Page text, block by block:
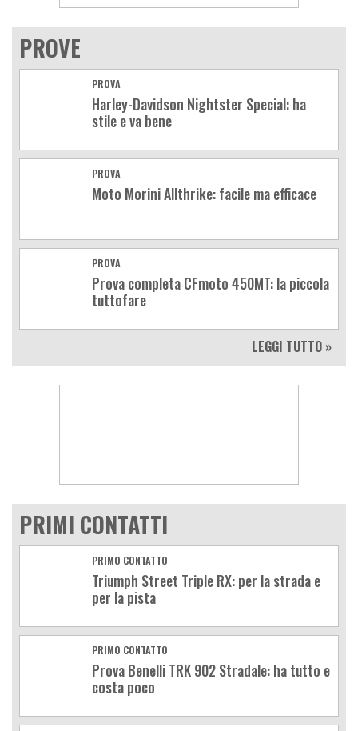
PROVE
PROVA
Harley-Davidson Nightster Special: ha
stile e va bene
PROVA
Moto Morini Allthrike: facile ma efficace
PROVA
Prova completa CFmoto 450MT: la piccola
tuttofare
LEGGI TUTTO »
PRIMI CONTATTI
PRIMO CONTATTO
Triumph Street Triple RX: per la strada e
per la pista
PRIMO CONTATTO
Prova Benelli TRK 902 Stradale: ha tutto e
costa poco